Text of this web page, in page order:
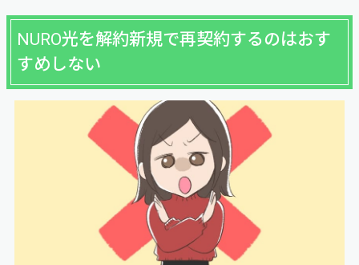
NURO光を解約新規で再契約するのはおす
すめしない